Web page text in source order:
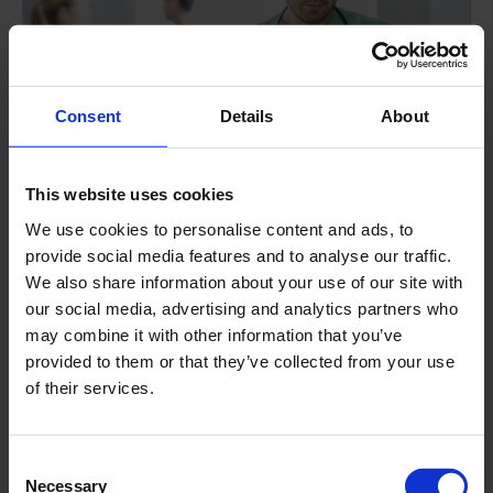
Consent Details About
This website uses cookies
We use cookies to personalise content and ads, to
provide social media features and to analyse our traffic.
We also share information about your use of our site with
our social media, advertising and analytics partners who
may combine it with other information that you’ve
provided to them or that they’ve collected from your use
of their services.
Necessary
Antibiotikaresistenz
Ein weiterer Faktor, der die Prävention für das
Gesundheitswesen noch wichtiger macht, ist die
Resistenz gegen verschiedene Generationen von
Antibiotika. Die Patienten verlassen sich darauf, dass
Umgebung bietet. Deshalb ist es von größter
Bedeutung, das Dreieck der Kreuzkontamination